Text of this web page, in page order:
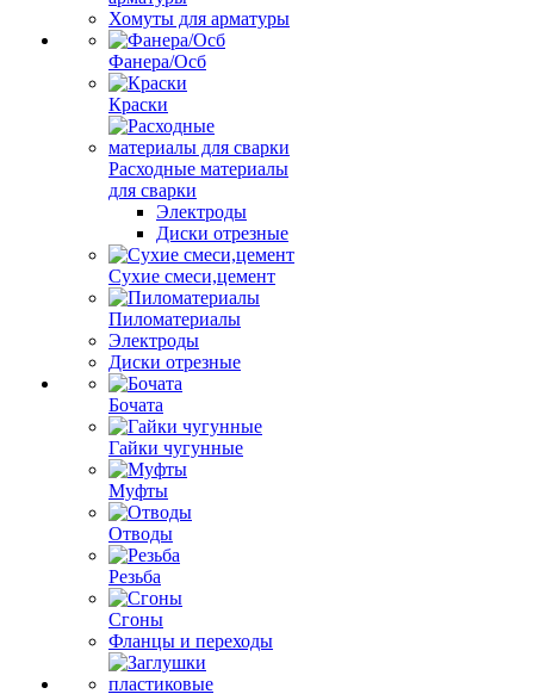
Хомуты для арматуры
Фанера/Осб
Краски
Расходные материалы
для сварки
Электроды
Диски отрезные
Сухие смеси,цемент
Пиломатериалы
Электроды
Диски отрезные
Бочата
Гайки чугунные
Муфты
Отводы
Резьба
Сгоны
Фланцы и переходы